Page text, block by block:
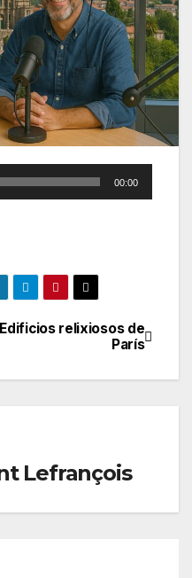
00:00
Edificios relixiosos de
París
Lefrançois